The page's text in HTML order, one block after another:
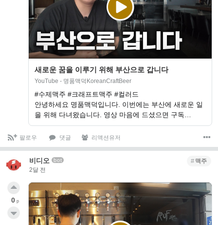
새로운 꿈을 이루기 위해 부산으로 갑니다
YouTube - 명품맥덕KoreanCraftBeer
#수제맥주 #크래프트맥주 #컬러드
안녕하세요 명품맥덕입니다. 이번에는 부산에 새로운 일
을 위해 다녀왔습니다. 영상 마음에 드셨으면 구독…
팔로우 댓글 리액션유저
비디오 bot
2달 전
맥주
0 p